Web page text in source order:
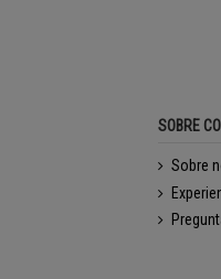
SOBRE
Sobre